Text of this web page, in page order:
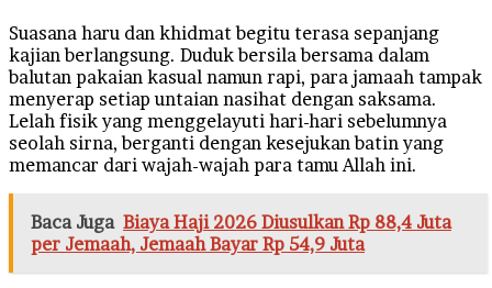
Suasana haru dan khidmat begitu terasa sepanjang
kajian berlangsung. Duduk bersila bersama dalam
balutan pakaian kasual namun rapi, para jamaah tampak
menyerap setiap untaian nasihat dengan saksama.
Lelah fisik yang menggelayuti hari-hari sebelumnya
seolah sirna, berganti dengan kesejukan batin yang
memancar dari wajah-wajah para tamu Allah ini.
Baca Juga Biaya Haji 2026 Diusulkan Rp 88,4 Juta
per Jemaah, Jemaah Bayar Rp 54,9 Juta